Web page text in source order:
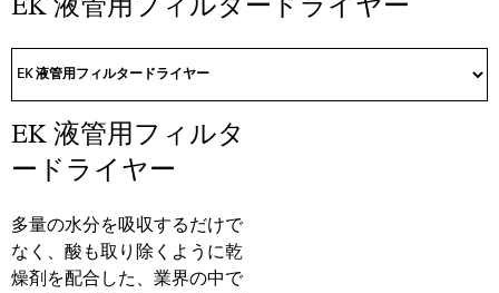
EK 液管用フィルタードライヤー
EK 液管用フィルタ
ードライヤー
多量の水分を吸収するだけで
なく、酸も取り除くように乾
燥剤を配合した、業界の中で